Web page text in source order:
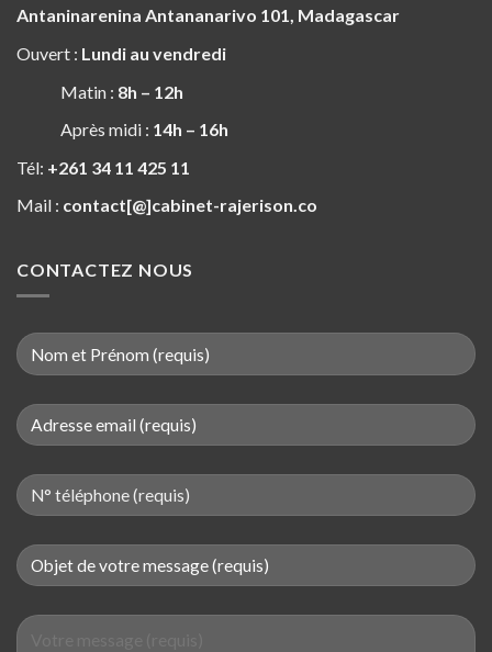
Antaninarenina Antananarivo 101, Madagascar
Ouvert : Lundi au vendredi
Matin : 8h – 12h
Après midi : 14h – 16h
Tél: +261 34 11 425 11
Mail : contact[@]cabinet-rajerison.co
CONTACTEZ NOUS